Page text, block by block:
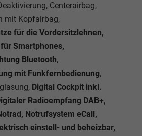
Centerairbag,
mit Kopfairbag,
für die Vordersitzlehnen,
Smartphones,
Bluetooth,
mit Funkfernbedienung,
Digital Cockpit inkl.
Radioempfang DAB+,
Notrufsystem eCall,
einstell- und beheizbar,